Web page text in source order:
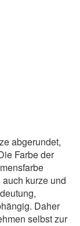
abgerundet,
Farbe der
kurze und
Daher
selbst zur